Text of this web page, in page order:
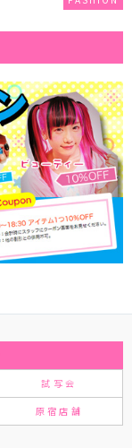
試写会
原宿店舗